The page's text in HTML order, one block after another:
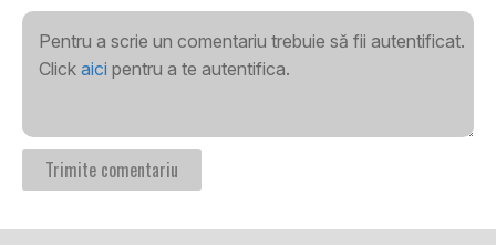
Pentru a scrie un comentariu trebuie să fii autentificat.
Click aici pentru a te autentifica.